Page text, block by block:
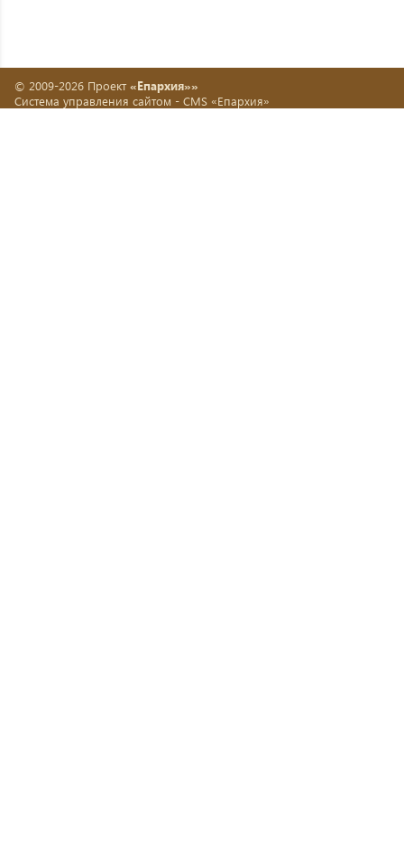
© 2009-2026 Проект «Епархия»»
Система управления сайтом - CMS «Епархия»